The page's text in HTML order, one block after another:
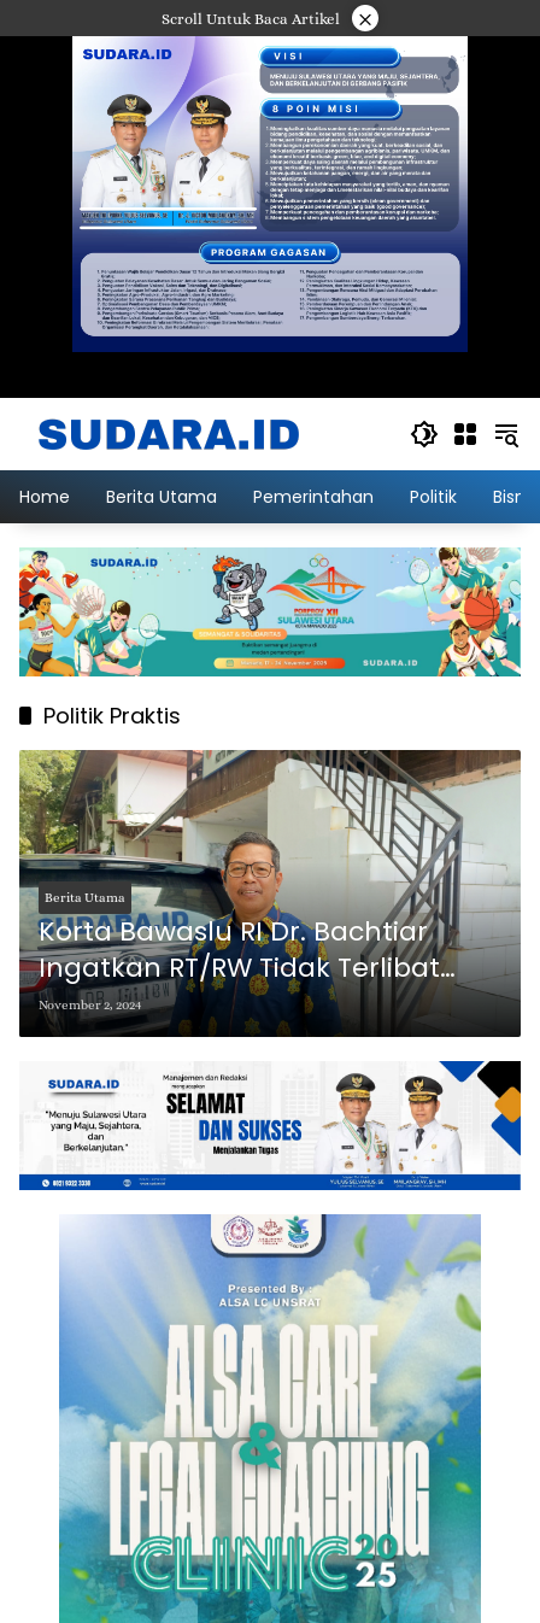
ke
Scroll Untuk Baca Artikel ×
Home Berita Utama Pemerintahan Politik
Politik Praktis
Berita Utama
Korta Bawaslu RI Dr. Bachtiar
Ingatkan RT/RW Tidak Terlibat
Politik Praktis di Pilkada 2024
November 2, 2024